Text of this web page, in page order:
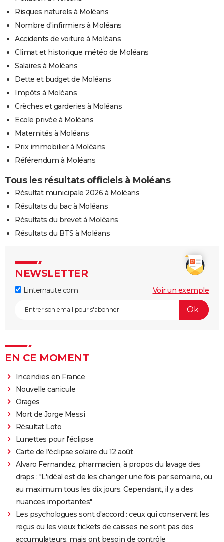
Risques naturels à Moléans
Nombre d'infirmiers à Moléans
Accidents de voiture à Moléans
Climat et historique météo de Moléans
Salaires à Moléans
Dette et budget de Moléans
Impôts à Moléans
Crèches et garderies à Moléans
Ecole privée à Moléans
Maternités à Moléans
Prix immobilier à Moléans
Référendum à Moléans
Tous les résultats officiels à Moléans
Résultat municipale 2026 à Moléans
Résultats du bac à Moléans
Résultats du brevet à Moléans
Résultats du BTS à Moléans
NEWSLETTER
Linternaute.com Voir un exemple
EN CE MOMENT
Incendies en France
Nouvelle canicule
Orages
Mort de Jorge Messi
Résultat Loto
Lunettes pour l'éclipse
Carte de l'éclipse solaire du 12 août
Alvaro Fernandez, pharmacien, à propos du lavage des
draps : "L'idéal est de les changer une fois par semaine, ou
au maximum tous les dix jours. Cependant, il y a des
nuances importantes"
Les psychologues sont d'accord : ceux qui conservent les
reçus ou les vieux tickets de caisses ne sont pas des
accumulateurs, mais ont besoin de contrôle